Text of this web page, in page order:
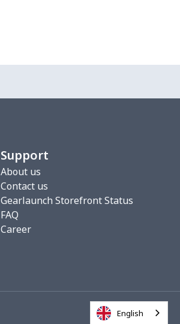
Support
About us
Contact us
Gearlaunch Storefront Status
FAQ
Career
English